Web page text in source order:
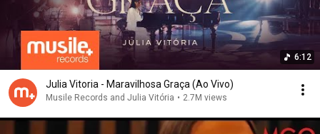
6:12
Julia Vitoria - Maravilhosa Graça (Ao Vivo)
Musile Records and Julia Vitória • 2.7M views